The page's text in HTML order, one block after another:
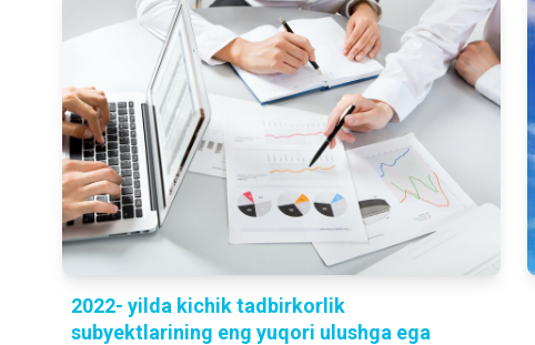
2022- yilda kichik tadbirkorlik
subyektlarining eng yuqori ulushga ega